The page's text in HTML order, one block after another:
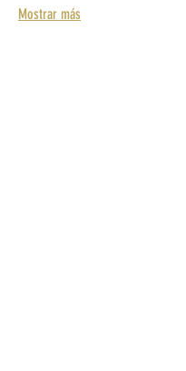
Mostrar más